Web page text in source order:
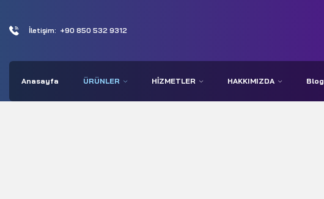
İletişim: +90 850 532 9312
Anasayfa ÜRÜNLER HIZMETLER HAKKIMIZDA Blog